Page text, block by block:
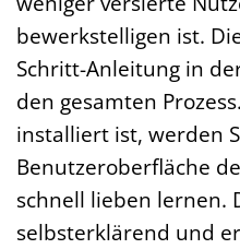
bewerkstelligen ist.
Schritt-Anleitung in
den gesamten
installiert ist, werden
Benutzeroberfläche
schnell lieben lernen.
selbsterklärend und